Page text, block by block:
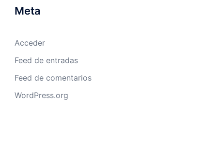
Meta
Acceder
Feed de entradas
Feed de comentarios
WordPress.org